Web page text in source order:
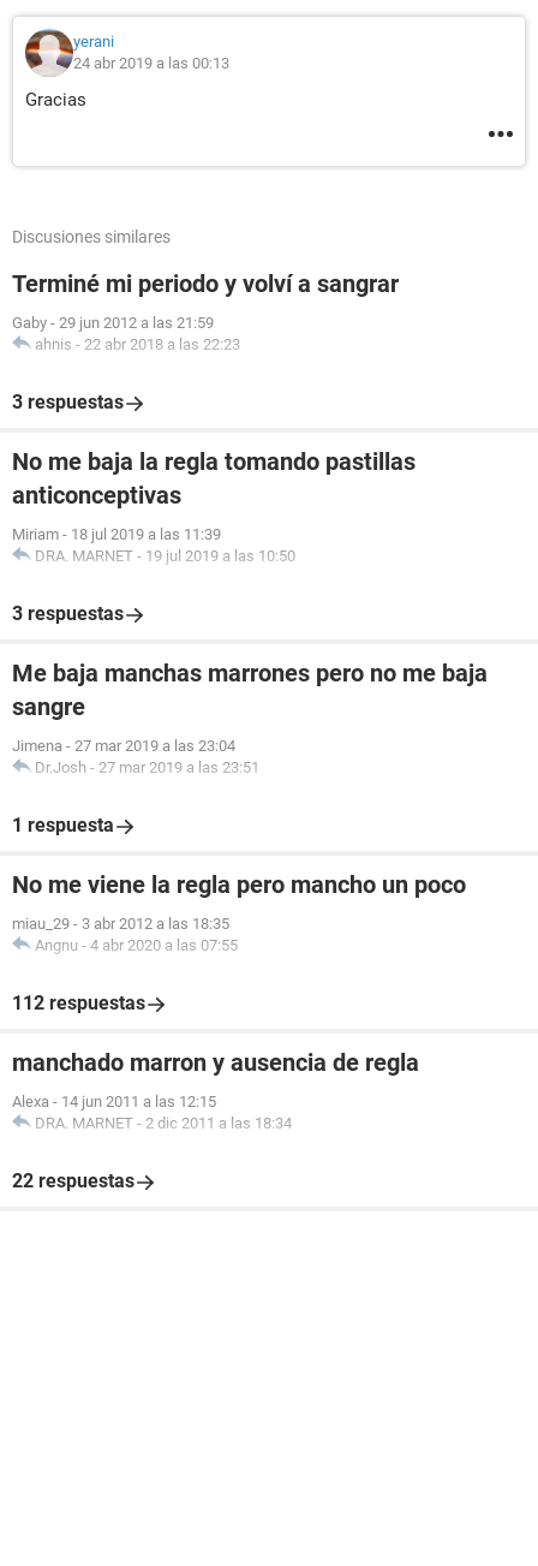
yerani
24 abr 2019 a las 00:13
Gracias
Discusiones similares
Terminé mi periodo y volví a sangrar
Gaby - 29 jun 2012 a las 21:59
ahnis - 22 abr 2018 a las 22:23
3 respuestas
No me baja la regla tomando pastillas
anticonceptivas
Miriam - 18 jul 2019 a las 11:39
DRA. MARNET - 19 jul 2019 a las 10:50
3 respuestas
Me baja manchas marrones pero no me baja
sangre
Jimena - 27 mar 2019 a las 23:04
Dr.Josh - 27 mar 2019 a las 23:51
1 respuesta
No me viene la regla pero mancho un poco
miau_29 - 3 abr 2012 a las 18:35
Angnu - 4 abr 2020 a las 07:55
112 respuestas
manchado marron y ausencia de regla
Alexa - 14 jun 2011 a las 12:15
DRA. MARNET - 2 dic 2011 a las 18:34
22 respuestas